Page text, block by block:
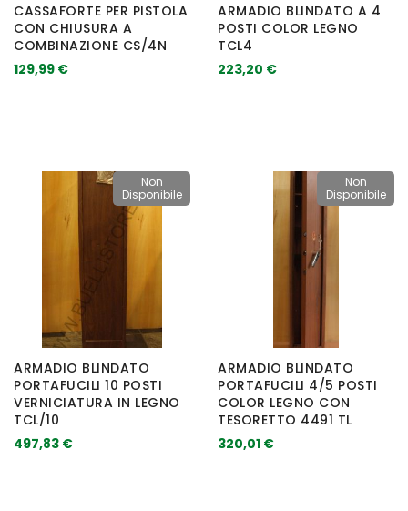
CASSAFORTE PER PISTOLA
CON CHIUSURA A
COMBINAZIONE CS/4N
129,99 €
ARMADIO BLINDATO A 4
POSTI COLOR LEGNO
TCL4
223,20 €
Non
Disponibile
ARMADIO BLINDATO
PORTAFUCILI 10 POSTI
VERNICIATURA IN LEGNO
TCL/10
497,83 €
Non
Disponibile
ARMADIO BLINDATO
PORTAFUCILI 4/5 POSTI
COLOR LEGNO CON
TESORETTO 4491 TL
320,01 €